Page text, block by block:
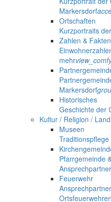
Markersdorf
Ortschaften
Kurzportraits
Zahlen & Fakten
mehr
Markersdorf
Historisches
Geschichte der
Kultur / Religion /
Museen
Pfarrgemeinde &
Ansprechpartner
Feuerwehr
Ortsfeuerwehren